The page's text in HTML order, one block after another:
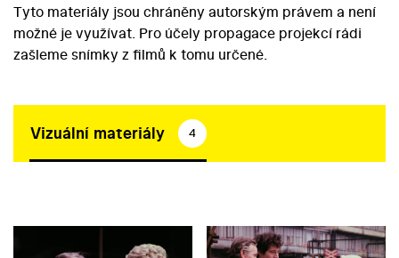
Tyto materiály jsou chráněny autorským právem a není
možné je využívat. Pro účely propagace projekcí rádi
zašleme snímky z filmů k tomu určené.
Vizuální materiály 4